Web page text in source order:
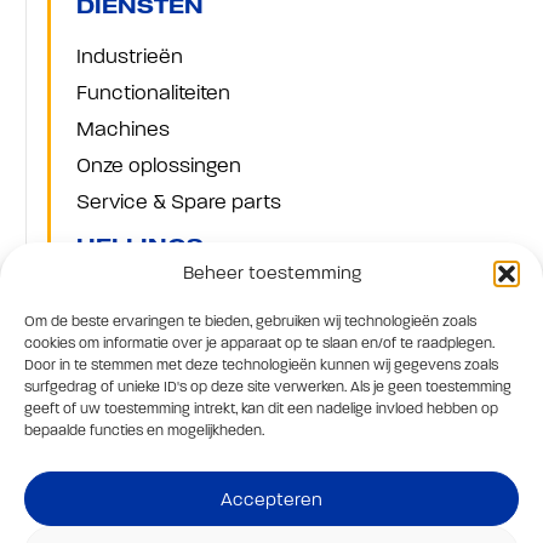
Beheer toestemming
Om de beste ervaringen te bieden, gebruiken wij technologieën zoals
cookies om informatie over je apparaat op te slaan en/of te raadplegen.
Door in te stemmen met deze technologieën kunnen wij gegevens zoals
surfgedrag of unieke ID's op deze site verwerken. Als je geen toestemming
geeft of uw toestemming intrekt, kan dit een nadelige invloed hebben op
bepaalde functies en mogelijkheden.
Accepteren
DIENSTEN
Industrieën
Functionaliteiten
Machines
Onze oplossingen
Service & Spare parts
HELLINGS
Sponsoring
Nieuws
Werken bij Hellings
Contact
Verkoopvoorwaarden